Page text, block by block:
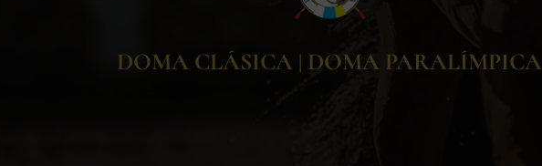
DOMA CLÁSICA | DOMA PARALÍMPICA